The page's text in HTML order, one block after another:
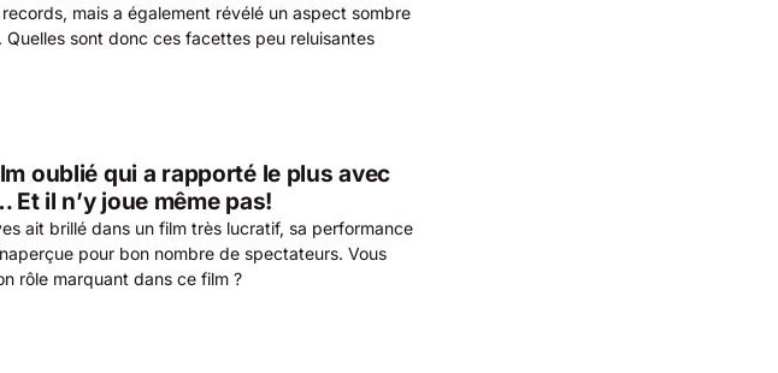
mais a également révélé un aspect sombre
Quelles sont donc ces facettes peu reluisantes
oublié qui a rapporté le plus avec
Et il n’y joue même pas!
ait brillé dans un film très lucratif, sa performance
pour bon nombre de spectateurs. Vous
rôle marquant dans ce film ?